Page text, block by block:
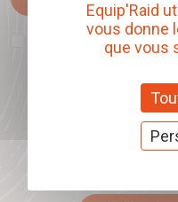
J'accepte que l'ouverture des
comprendre les sujets qui
proposés. Ce choix est
Equip'Raid
vous donne
que vous